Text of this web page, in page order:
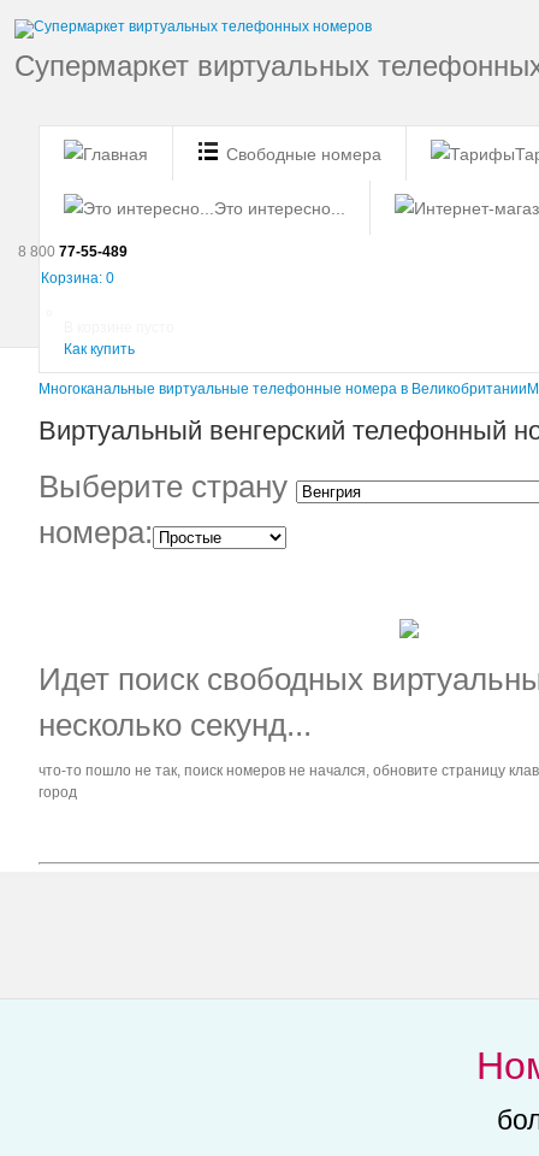
Супермаркет виртуальных
Свободные номера
Это интересно...
8 80077-55-489
Корзина: 0
Как купить
Многоканальные виртуальные телефонные номера в Великобритании
Виртуальный венгерский телефонный
Выберите страну
номера:
Идет поиск свободных
несколько секунд...
что-то пошло не так, поиск номеров не начался, обновите страницу
город